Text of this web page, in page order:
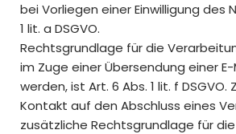
bei Vorliegen einer Einwilligung des
1 lit. a DSGVO.
Rechtsgrundlage für die
im Zuge einer Übersendung einer
werden, ist Art. 6 Abs. 1 lit. f DSGVO.
Kontakt auf den Abschluss eines
zusätzliche Rechtsgrundlage für